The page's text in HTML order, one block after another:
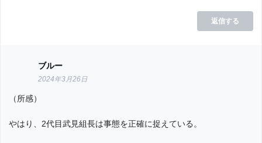
返信する
ブルー
2024年3月26日
（所感）
やはり、2代目武見組長は事態を正確に捉えている。